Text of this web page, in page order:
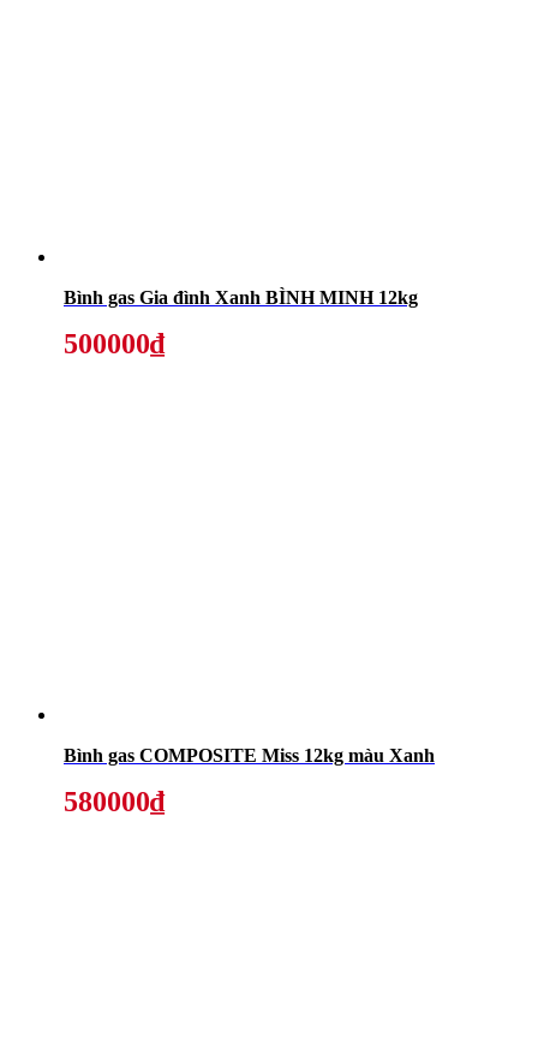
Bình gas Gia đình Xanh BÌNH MINH 12kg
500000₫
Bình gas COMPOSITE Miss 12kg màu Xanh
580000₫